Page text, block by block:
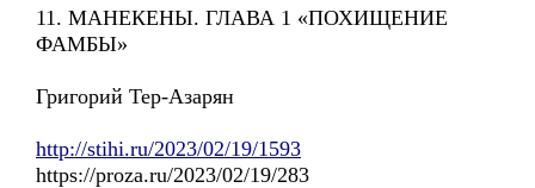
11. МАНЕКЕНЫ. ГЛАВА 1 «ПОХИЩЕНИЕ
ФАМБЫ»
Григорий Тер-Азарян
http://stihi.ru/2023/02/19/1593
https://proza.ru/2023/02/19/283